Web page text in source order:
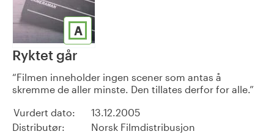
A
Ryktet går
Filmen inneholder ingen scener som antas å
skremme de aller minste. Den tillates derfor for alle.
Vurdert dato:
13.12.2005
Distributør:
Norsk Filmdistribusjon